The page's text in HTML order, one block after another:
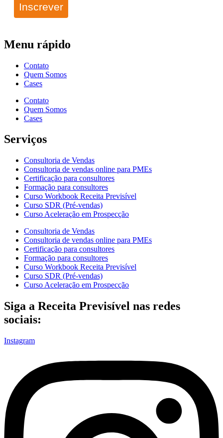
Inscrever
Menu rápido
Contato
Quem Somos
Cases
Contato
Quem Somos
Cases
Serviços
Consultoria de Vendas
Consultoria de vendas online para PMEs
Certificação para consultores
Formação para consultores
Curso Workbook Receita Previsível
Curso SDR (Pré-vendas)
Curso Aceleração em Prospecção
Consultoria de Vendas
Consultoria de vendas online para PMEs
Certificação para consultores
Formação para consultores
Curso Workbook Receita Previsível
Curso SDR (Pré-vendas)
Curso Aceleração em Prospecção
Siga a Receita Previsível nas redes
sociais:
Instagram